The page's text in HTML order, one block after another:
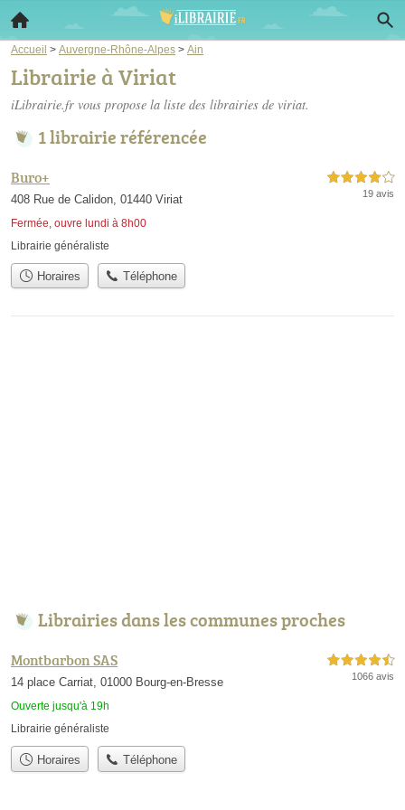
Accueil > Auvergne-Rhône-Alpes > Ain
Librairie à Viriat
iLibrairie.fr vous propose la liste des librairies de viriat.
1 librairie référencée
Buro+
408 Rue de Calidon, 01440 Viriat
Fermée, ouvre lundi à 8h00
4,0 étoiles sur 5
19 avis
Librairie généraliste
Horaires Téléphone
Librairies dans les communes proches
Montbarbon SAS
14 place Carriat, 01000 Bourg-en-Bresse
Ouverte jusqu'à 19h
4,5 étoiles sur 5
1066 avis
Librairie généraliste
Horaires Téléphone